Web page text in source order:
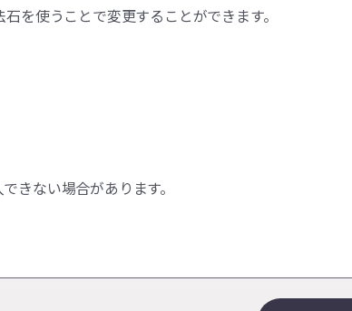
を使うことで変更することができます。
きない場合があります。